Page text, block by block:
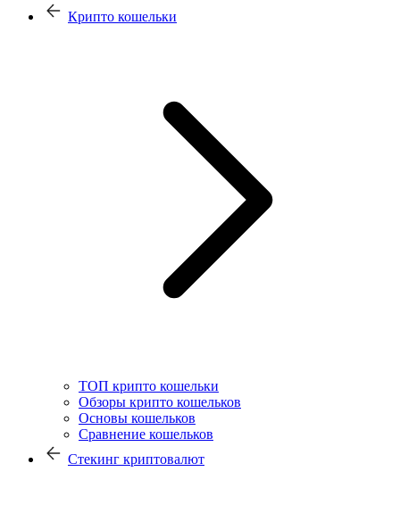
Крипто кошельки
ТОП крипто кошельки
Обзоры крипто кошельков
Основы кошельков
Сравнение кошельков
Стекинг криптовалют